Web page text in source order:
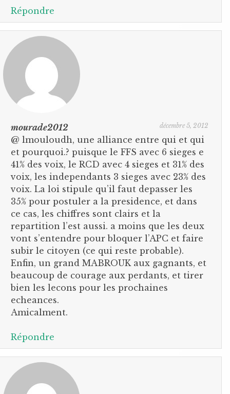
Répondre
mourade2012 décembre 5, 2012
@ lmouloudh, une alliance entre qui et qui
et pourquoi.? puisque le FFS avec 6 sieges e
41% des voix, le RCD avec 4 sieges et 31% des
voix, les independants 3 sieges avec 23% des
voix. La loi stipule qu’il faut depasser les
35% pour postuler a la presidence, et dans
ce cas, les chiffres sont clairs et la
repartition l’est aussi. a moins que les deux
vont s’entendre pour bloquer l’APC et faire
subir le citoyen (ce qui reste probable).
Enfin, un grand MABROUK aux gagnants, et
beaucoup de courage aux perdants, et tirer
bien les lecons pour les prochaines
echeances.
Amicalment.
Répondre